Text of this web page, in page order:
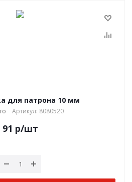
для патрона 10 мм
Артикул: 8080520
91 р/шт